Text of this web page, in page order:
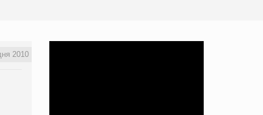
2010